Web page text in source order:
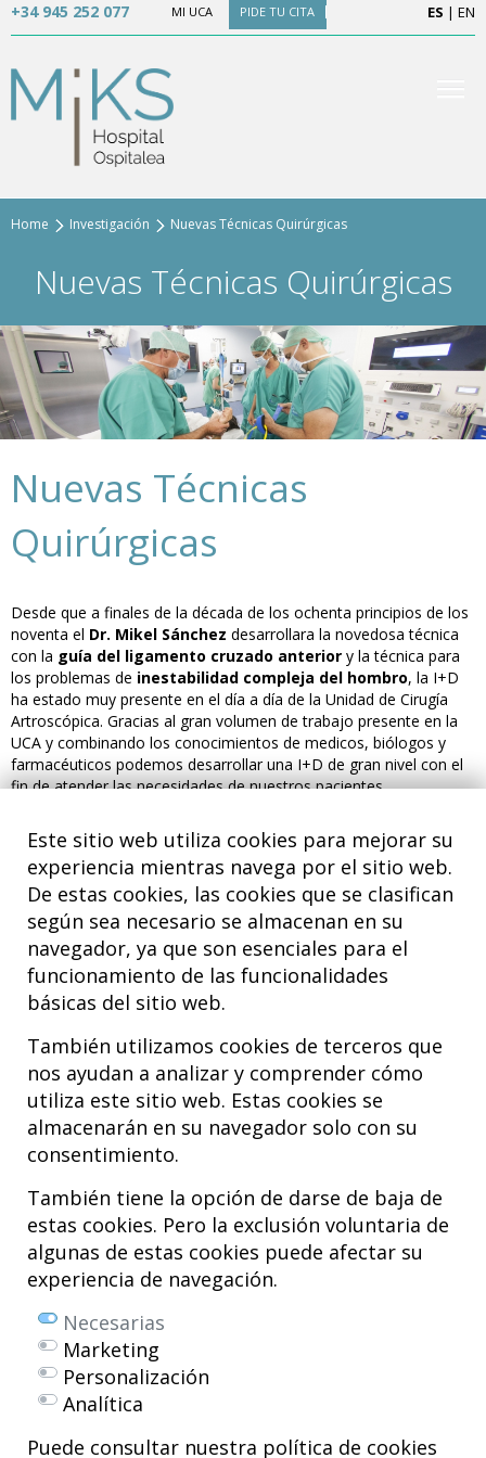
Este sitio web utiliza cookies para mejorar su
experiencia mientras navega por el sitio web.
De estas cookies, las cookies que se clasifican
según sea necesario se almacenan en su
navegador, ya que son esenciales para el
funcionamiento de las funcionalidades
básicas del sitio web.
También utilizamos cookies de terceros que
nos ayudan a analizar y comprender cómo
utiliza este sitio web. Estas cookies se
almacenarán en su navegador solo con su
consentimiento.
También tiene la opción de darse de baja de
estas cookies. Pero la exclusión voluntaria de
algunas de estas cookies puede afectar su
experiencia de navegación.
Necesarias
Marketing
Personalización
Analítica
Puede consultar nuestra política de cookies
+34 945 252 077 MI UCA PIDE TU CITA ES | EN
Home Investigación Nuevas Técnicas Quirúrgicas
Nuevas Técnicas Quirúrgicas
Nuevas Técnicas
Quirúrgicas
Desde que a finales de la década de los ochenta principios de los
noventa el Dr. Mikel Sánchez desarrollara la novedosa técnica
con la guía del ligamento cruzado anterior y la técnica para
los problemas de inestabilidad compleja del hombro, la I+D
ha estado muy presente en el día a día de la Unidad de Cirugía
Artroscópica. Gracias al gran volumen de trabajo presente en la
UCA y combinando los conocimientos de medicos, biólogos y
farmacéuticos podemos desarrollar una I+D de gran nivel con el
fin de atender las necesidades de nuestros pacientes.
clínica y preclínica, que sirva como herramienta a disposición de la
sociedad para mejorar la calidad de vida de la población, la UCA
está en una costante búsqueda del desarrollo denuevas
técnicas quirúrgicas
para aplicar tratamientos novedosos.
Hospital MiKS Ospitalea
C/ Duque de Wellington, 33
01010 - Vitoria-Gasteiz
Tel. +34 945 252 077
pacientes@hospitalmiks.com
El Hospital MiKS es un centro innovador dedicado a la
de patologías del
sistema musculoesquelético
pediátrica como adulta, que combina servicios médicos avanzados con
investigación, formación y divulgación en
Licenciado en Medicina y Cirugía.